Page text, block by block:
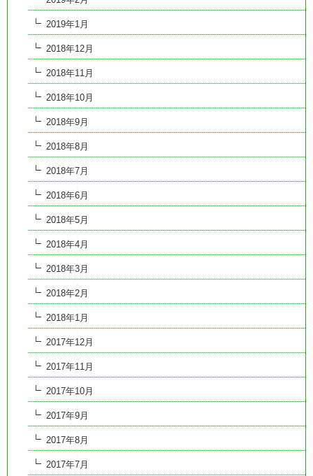
2019年1月
2018年12月
2018年11月
2018年10月
2018年9月
2018年8月
2018年7月
2018年6月
2018年5月
2018年4月
2018年3月
2018年2月
2018年1月
2017年12月
2017年11月
2017年10月
2017年9月
2017年8月
2017年7月